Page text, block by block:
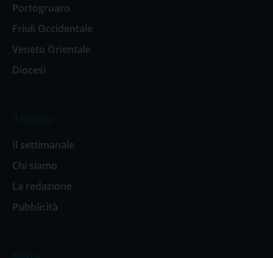
Portogruaro
Friuli Occidentale
Veneto Orientale
Diocesi
Il settimanale
Chi siamo
La redazione
Pubblicità